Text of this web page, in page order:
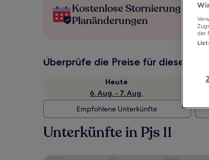
Kostenlose Stornierung bei
Planänderungen
Überprüfe die Preise für diese Daten
Heute
6. Aug. - 7. Aug.
Empfohlene Unterkünfte
Unterkünfte in Pjs 11
der